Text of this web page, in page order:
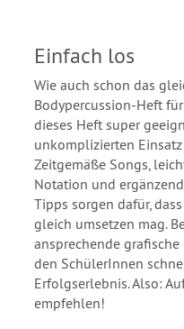
Einfach los
Wie auch schon das
Bodypercussion-Heft
dieses Heft super
unkomplizierten
Zeitgemäße Songs,
Notation und
Tipps sorgen dafür,
gleich umsetzen mag.
ansprechende
den SchülerInnen
Erfolgserlebnis. Also:
empfehlen!